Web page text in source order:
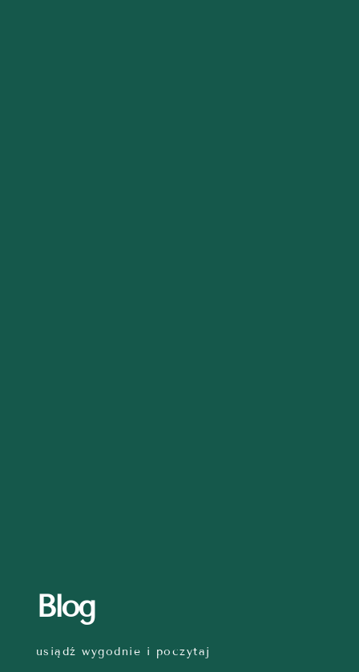
Blog
usiądź wygodnie i poczytaj